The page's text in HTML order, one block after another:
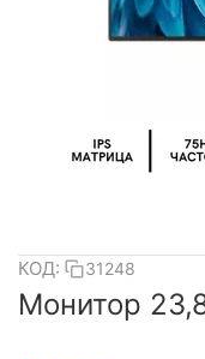
КОД: 31248
Монитор